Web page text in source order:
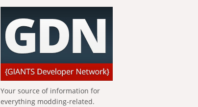
Your source of information for
everything modding-related.